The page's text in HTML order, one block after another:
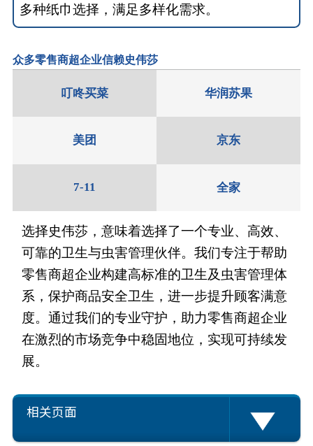
多种纸巾选择，满足多样化需求。
众多零售商超企业信赖史伟莎
叮咚买菜 华润苏果
美团 京东
7-11 全家
选择史伟莎，意味着选择了一个专业、高效、
可靠的卫生与虫害管理伙伴。我们专注于帮助
零售商超企业构建高标准的卫生及虫害管理体
系，保护商品安全卫生，进一步提升顾客满意
度。通过我们的专业守护，助力零售商超企业
在激烈的市场竞争中稳固地位，实现可持续发
展。
相关页面